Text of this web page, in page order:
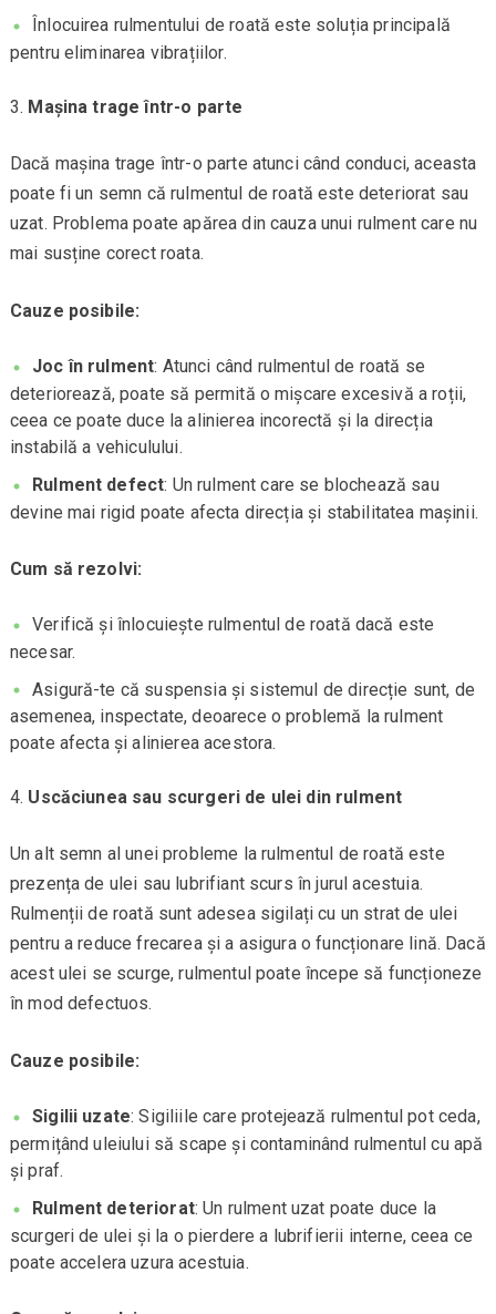
Înlocuirea rulmentului de roată este soluția principală
pentru eliminarea vibrațiilor.
Mașina trage într-o parte
Dacă mașina trage într-o parte atunci când conduci, aceasta
poate fi un semn că rulmentul de roată este deteriorat sau
uzat. Problema poate apărea din cauza unui rulment care nu
mai susține corect roata.
Cauze posibile:
Joc în rulment: Atunci când rulmentul de roată se
deteriorează, poate să permită o mișcare excesivă a roții,
ceea ce poate duce la alinierea incorectă și la direcția
instabilă a vehiculului.
Rulment defect: Un rulment care se blochează sau
devine mai rigid poate afecta direcția și stabilitatea mașinii.
Cum să rezolvi:
Verifică și înlocuiește rulmentul de roată dacă este
necesar.
Asigură-te că suspensia și sistemul de direcție sunt, de
asemenea, inspectate, deoarece o problemă la rulment
poate afecta și alinierea acestora.
Uscăciunea sau scurgeri de ulei din rulment
Un alt semn al unei probleme la rulmentul de roată este
prezența de ulei sau lubrifiant scurs în jurul acestuia.
Rulmenții de roată sunt adesea sigilați cu un strat de ulei
pentru a reduce frecarea și a asigura o funcționare lină. Dacă
acest ulei se scurge, rulmentul poate începe să funcționeze
în mod defectuos.
Cauze posibile:
Sigilii uzate: Sigiliile care protejează rulmentul pot ceda,
permițând uleiului să scape și contaminând rulmentul cu apă
și praf.
Rulment deteriorat: Un rulment uzat poate duce la
scurgeri de ulei și la o pierdere a lubrifierii interne, ceea ce
poate accelera uzura acestuia.